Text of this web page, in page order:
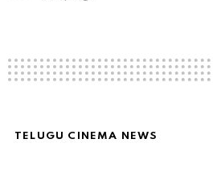
TELUGU CINEMA NEWS